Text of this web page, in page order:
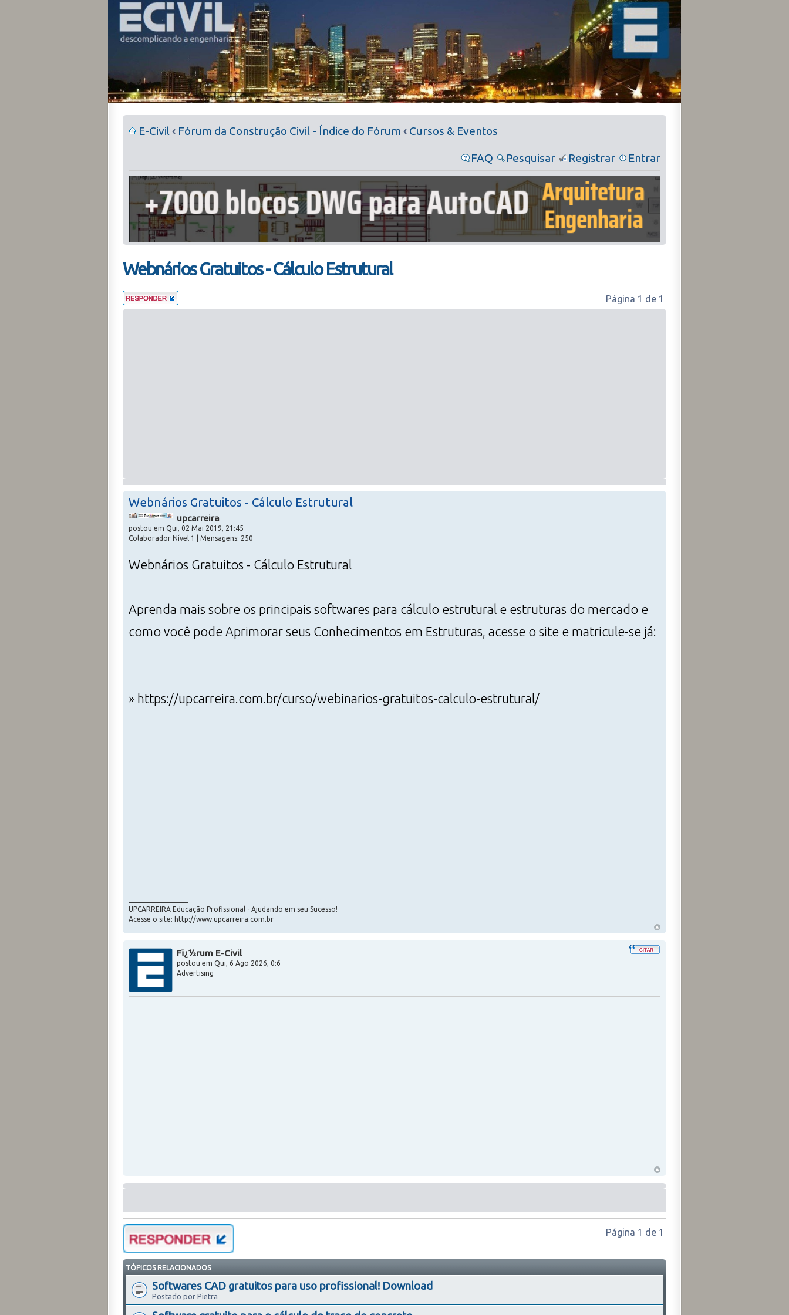
E-Civil‹ Fórum da Construção Civil - Índice do Fórum ‹ Cursos & Eventos
FAQ Pesquisar Registrar Entrar
Webnários Gratuitos - Cálculo Estrutural
Página 1 de 1
Webnários Gratuitos - Cálculo Estrutural
upcarreira
postou em Qui, 02 Mai 2019, 21:45
Colaborador Nível 1 | Mensagens: 250
Webnários Gratuitos - Cálculo Estrutural
Aprenda mais sobre os principais softwares para cálculo estrutural e estruturas do mercado e
como você pode Aprimorar seus Conhecimentos em Estruturas, acesse o site e matricule-se já:
» https://upcarreira.com.br/curso/webinarios-gratuitos-calculo-estrutural/
UPCARREIRA Educação Profissional - Ajudando em seu Sucesso!
Acesse o site: http://www.upcarreira.com.br
Fï¿½rum E-Civil
postou em Qui, 6 Ago 2026, 0:6
Advertising
Página 1 de 1
TÓPICOS RELACIONADOS
Softwares CAD gratuitos para uso profissional! Download
Postado por Pietra